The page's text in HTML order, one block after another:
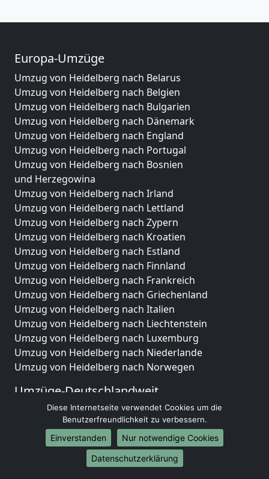
Europa-Umzüge
Umzug von Heidelberg nach Belarus
Umzug von Heidelberg nach Belgien
Umzug von Heidelberg nach Bulgarien
Umzug von Heidelberg nach Dänemark
Umzug von Heidelberg nach England
Umzug von Heidelberg nach Portugal
Umzug von Heidelberg nach Bosnien
und Herzegowina
Umzug von Heidelberg nach Irland
Umzug von Heidelberg nach Lettland
Umzug von Heidelberg nach Zypern
Umzug von Heidelberg nach Kroatien
Umzug von Heidelberg nach Estland
Umzug von Heidelberg nach Finnland
Umzug von Heidelberg nach Frankreich
Umzug von Heidelberg nach Griechenland
Umzug von Heidelberg nach Italien
Umzug von Heidelberg nach Liechtenstein
Umzug von Heidelberg nach Luxemburg
Umzug von Heidelberg nach Niederlande
Umzug von Heidelberg nach Norwegen
Umzüge-Deutschlandweit
Umzug von Heidelberg nach Berlin
Umzug von Heidelberg nach Hamburg
Umzug von Heidelberg nach München
Umzug von Heidelberg nach Köln
Umzug von Heidelberg nach Frankfurt am Main
Diese Internetseite verwendet Cookies um die
Benutzerfreundlichkeit zu verbessern.
Einverstanden
Nur notwendige Cookies
Datenschutzerklärung